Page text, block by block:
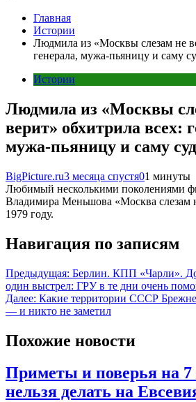
Главная
Истории
Людмила из «Москвы слезам не
генерала, мужа-пьяницу и саму
Истории
Людмила из «Москвы
верит» обхитрила всех:
мужа-пьяницу и саму
BigPicture.ru3 месяца спустя01 минуты
Любимый несколькими поколениями
Владимира Меньшова «Москва слезам
1979 году.
Навигация по записям
Предыдущая: Берлин. КПП «Чарли».
один выстрел: ГРУ в те дни очень
Далее: Какие территории СССР
— и никто не заметил
Похожие новости
Приметы и поверья на 7
нельзя делать на